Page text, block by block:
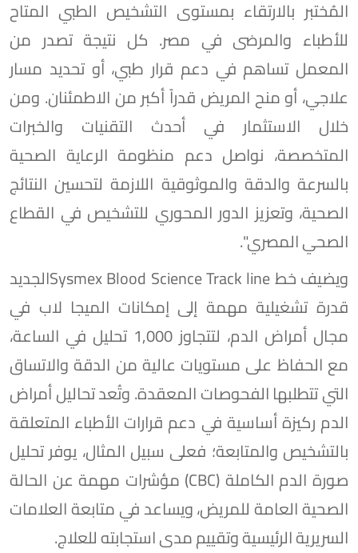
المُختبر بالارتقاء بمستوى التشخيص الطبي المتاح
للأطباء والمرضى في مصر. كل نتيجة تصدر من
المعمل تساهم في دعم قرار طبي، أو تحديد مسار
علاجي، أو منح المريض قدراً أكبر من الاطمئنان. ومن
خلال الاستثمار في أحدث التقنيات والخبرات
المتخصصة، نواصل دعم منظومة الرعاية الصحية
بالسرعة والدقة والموثوقية اللازمة لتحسين النتائج
الصحية، وتعزيز الدور المحوري للتشخيص في القطاع
الصحي المصري".
ويضيف خط Sysmex Blood Science Track lineالجديد
قدرة تشغيلية مهمة إلى إمكانات الميجا لاب في
مجال أمراض الدم، لتتجاوز 1,000 تحليل في الساعة،
مع الحفاظ على مستويات عالية من الدقة والاتساق
التي تتطلبها الفحوصات المعقدة. وتُعد تحاليل أمراض
الدم ركيزة أساسية في دعم قرارات الأطباء المتعلقة
بالتشخيص والمتابعة؛ فعلى سبيل المثال، يوفر تحليل
صورة الدم الكاملة (CBC) مؤشرات مهمة عن الحالة
الصحية العامة للمريض، ويساعد في متابعة العلامات
السريرية الرئيسية وتقييم مدى استجابته للعلاج.